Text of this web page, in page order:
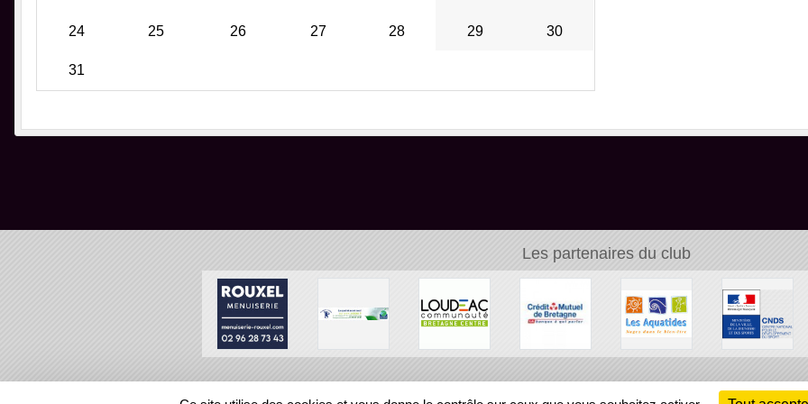
24 25 26 27 28 29 30
31
Les partenaires du club
REGIONS